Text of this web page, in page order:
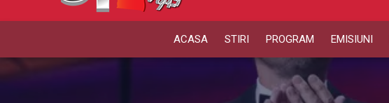
ACASA STIRI PROGRAM EMISIUNI